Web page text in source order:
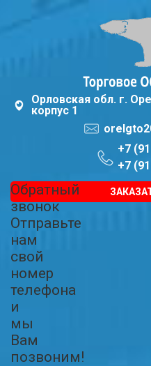
Орловская обл. г.
корпус 1
+7
+7
Обратный
звонок
Отправьте
нам
свой
номер
телефона
и
мы
Вам
позвоним!